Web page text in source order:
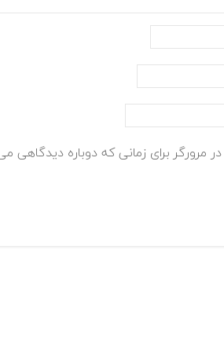
مرورگر برای زمانی که دوباره دیدگاهی